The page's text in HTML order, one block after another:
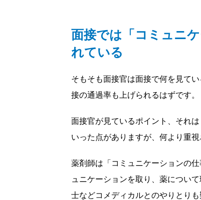
面接では「コミュニ
れている
そもそも面接官は面接で何を見て
接の通過率も上げられるはずです。
面接官が見ているポイント、それ
いった点がありますが、何より重視
薬剤師は「コミュニケーションの
ュニケーションを取り、薬につい
士などコメディカルとのやりとり